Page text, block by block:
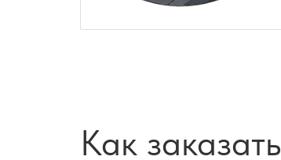
Как заказать